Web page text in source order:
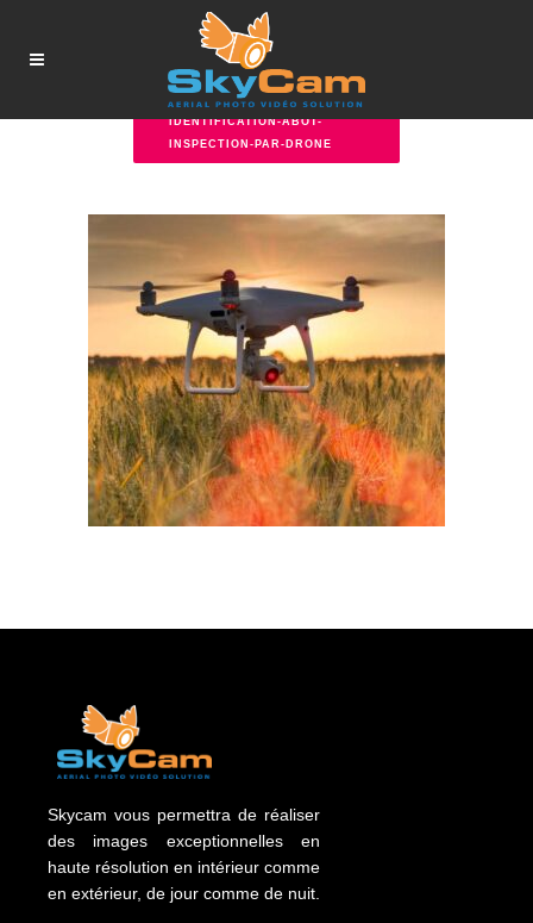
IDENTIFICATION-ABOT-
INSPECTION-PAR-DRONE
Skycam vous permettra de réaliser
des images exceptionnelles en
haute résolution en intérieur comme
en extérieur, de jour comme de nuit.